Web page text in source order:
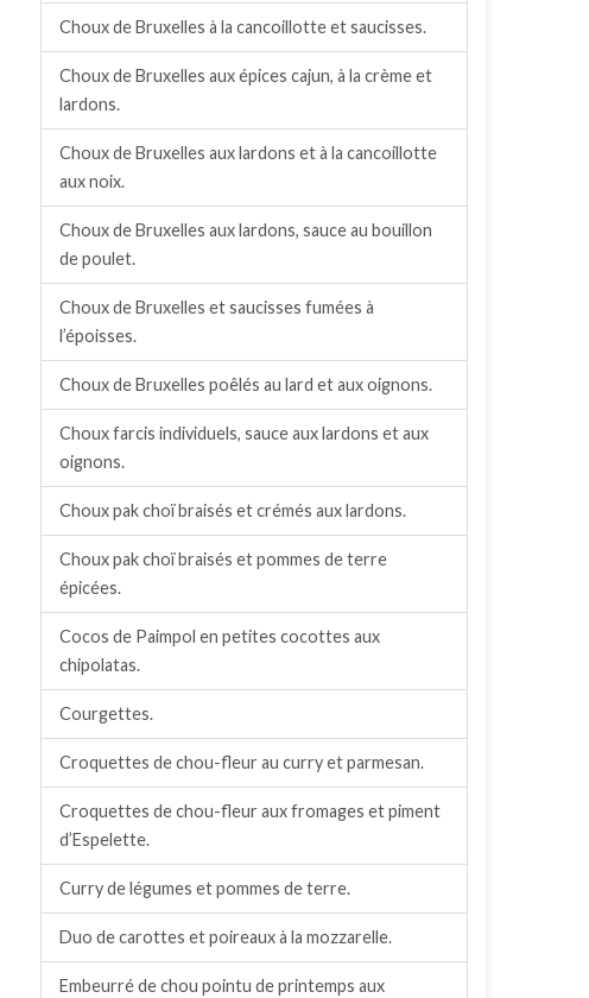
Choux de Bruxelles à la cancoillotte et saucisses.
Choux de Bruxelles aux épices cajun, à la crème et
lardons.
Choux de Bruxelles aux lardons et à la cancoillotte
aux noix.
Choux de Bruxelles aux lardons, sauce au bouillon
de poulet.
Choux de Bruxelles et saucisses fumées à
l’époisses.
Choux de Bruxelles poêlés au lard et aux oignons.
Choux farcis individuels, sauce aux lardons et aux
oignons.
Choux pak choï braisés et crémés aux lardons.
Choux pak choï braisés et pommes de terre
épicées.
Cocos de Paimpol en petites cocottes aux
chipolatas.
Courgettes.
Croquettes de chou-fleur au curry et parmesan.
Croquettes de chou-fleur aux fromages et piment
d’Espelette.
Curry de légumes et pommes de terre.
Duo de carottes et poireaux à la mozzarelle.
Embeurré de chou pointu de printemps aux